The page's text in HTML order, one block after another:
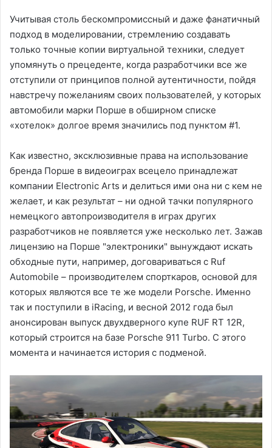
Учитывая столь бескомпромиссный и даже фанатичный
подход в моделировании, стремлению создавать
только точные копии виртуальной техники, следует
упомянуть о прецеденте, когда разработчики все же
отступили от принципов полной аутентичности, пойдя
навстречу пожеланиям своих пользователей, у которых
автомобили марки Порше в обширном списке
«хотелок» долгое время значились под пунктом #1.
Как известно, эксклюзивные права на использование
бренда Порше в видеоиграх всецело принадлежат
компании Electronic Arts и делиться ими она ни с кем не
желает, и как результат – ни одной тачки популярного
немецкого автопроизводителя в играх других
разработчиков не появляется уже несколько лет. Зажав
лицензию на Порше "электроники" вынуждают искать
обходные пути, например, договариваться с Ruf
Automobile – производителем спорткаров, основой для
которых являются все те же модели Porsche. Именно
так и поступили в iRacing, и весной 2012 года был
анонсирован выпуск двухдверного купе RUF RT 12R,
который строится на базе Porsche 911 Turbo. С этого
момента и начинается история с подменой.